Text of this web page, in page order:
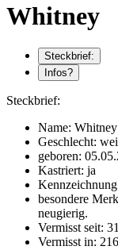
Whitney
Steckbrief:
Infos?
Steckbrief:
Name: Whitney
Geschlecht:
geboren:
Kastriert: ja
besondere
neugierig.
Vermisst seit:
Vermisst in: